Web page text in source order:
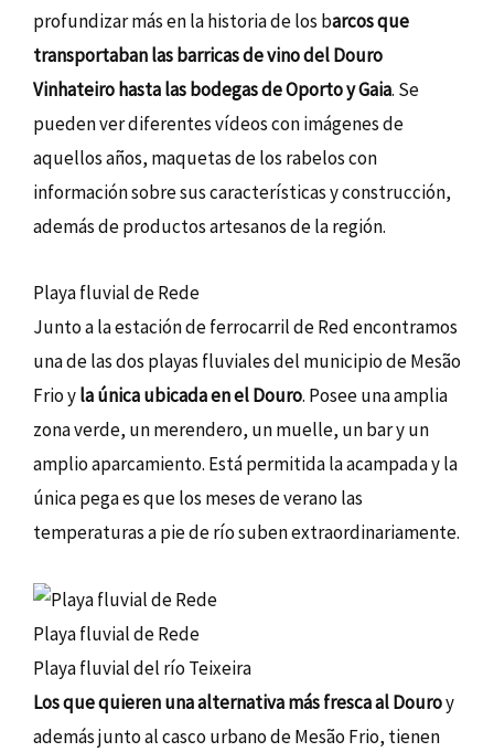
profundizar más en la historia de los barcos que
transportaban las barricas de vino del Douro
Vinhateiro hasta las bodegas de Oporto y Gaia. Se
pueden ver diferentes vídeos con imágenes de
aquellos años, maquetas de los rabelos con
información sobre sus características y construcción,
además de productos artesanos de la región.
Playa fluvial de Rede
Junto a la estación de ferrocarril de Red encontramos
una de las dos playas fluviales del municipio de Mesão
Frio yla única ubicada en el Douro. Posee una amplia
zona verde, un merendero, un muelle, un bar y un
amplio aparcamiento. Está permitida la acampada y la
única pega es que los meses de verano las
temperaturas a pie de río suben extraordinariamente.
Playa fluvial de Rede
Playa fluvial del río Teixeira
Los que quieren una alternativa más fresca al Douroy
además junto al casco urbano de Mesão Frio, tienen